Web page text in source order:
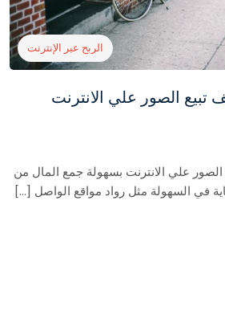
الربح عبر الإنترنت
تبيع الصور علي الانترنت
علي الانترنت بسهولة جمع المال من
في السهولة مثل رواد مواقع الواصل […]